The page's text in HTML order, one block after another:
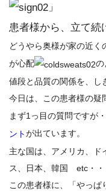
」
患者様から、立て続
どうやら奥様が家の近く
が心配
の
値段と品質の関係を、し
今日は、この患者様の疑
まず1っ目の質問ですが
ントが出ています。
主な国は、アメリカ、ド
ス、日本、韓国 etc・・
この患者様に、「やっぱ